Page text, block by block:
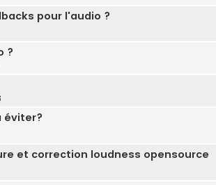
pour l'audio ?
?
éviter?
et correction loudness opensource